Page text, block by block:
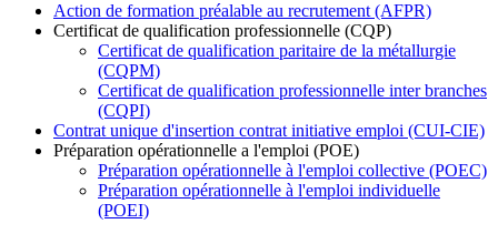
Action de formation préalable au recrutement (AFPR)
Certificat de qualification professionnelle (CQP)
Certificat de qualification paritaire de la métallurgie
(CQPM)
Certificat de qualification professionnelle inter branches
(CQPI)
Contrat unique d'insertion contrat initiative emploi (CUI-CIE)
Préparation opérationnelle a l'emploi (POE)
Préparation opérationnelle à l'emploi collective (POEC)
Préparation opérationnelle à l'emploi individuelle
(POEI)